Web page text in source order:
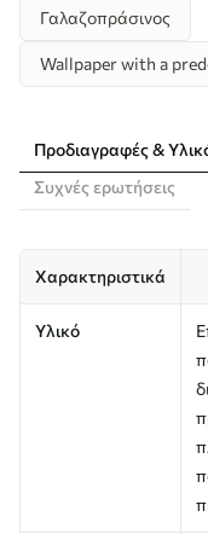
Γαλαζοπράσινος
Wallpaper with a
Προδιαγραφές &
Συχνές ερωτήσεις
Χαρακτηριστικά
Υλικό